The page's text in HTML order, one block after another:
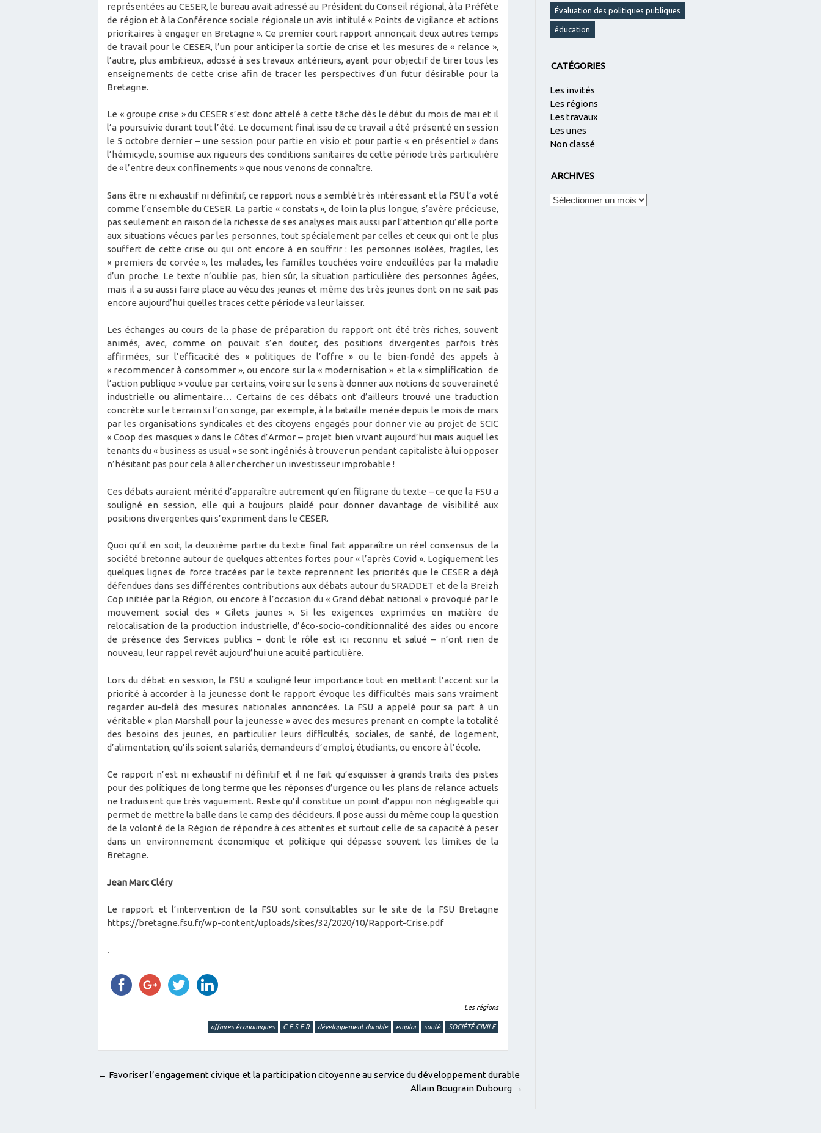
Évaluation des politiques publiques
éducation
CATÉGORIES
Les invités
Les régions
Les travaux
Les unes
Non classé
ARCHIVES
Archives
représentées au CESER, le bureau avait adressé au Président du Conseil régional, à la Préfète
de région et à la Conférence sociale régionale un avis intitulé « Points de vigilance et actions
prioritaires à engager en Bretagne ». Ce premier court rapport annonçait deux autres temps
de travail pour le CESER, l’un pour anticiper la sortie de crise et les mesures de « relance »,
l’autre, plus ambitieux, adossé à ses travaux antérieurs, ayant pour objectif de tirer tous les
enseignements de cette crise afin de tracer les perspectives d’un futur désirable pour la
Bretagne.
Le « groupe crise » du CESER s’est donc attelé à cette tâche dès le début du mois de mai et il
l’a poursuivie durant tout l’été. Le document final issu de ce travail a été présenté en session
le 5 octobre dernier – une session pour partie en visio et pour partie « en présentiel » dans
l’hémicycle, soumise aux rigueurs des conditions sanitaires de cette période très particulière
de « l’entre deux confinements » que nous venons de connaître.
Sans être ni exhaustif ni définitif, ce rapport nous a semblé très intéressant et la FSU l’a voté
comme l’ensemble du CESER. La partie « constats », de loin la plus longue, s’avère précieuse,
pas seulement en raison de la richesse de ses analyses mais aussi par l’attention qu’elle porte
aux situations vécues par les personnes, tout spécialement par celles et ceux qui ont le plus
souffert de cette crise ou qui ont encore à en souffrir : les personnes isolées, fragiles, les
« premiers de corvée », les malades, les familles touchées voire endeuillées par la maladie
d’un proche. Le texte n’oublie pas, bien sûr, la situation particulière des personnes âgées,
mais il a su aussi faire place au vécu des jeunes et même des très jeunes dont on ne sait pas
encore aujourd’hui quelles traces cette période va leur laisser.
Les échanges au cours de la phase de préparation du rapport ont été très riches, souvent
animés, avec, comme on pouvait s’en douter, des positions divergentes parfois très
affirmées, sur l’efficacité des « politiques de l’offre » ou le bien-fondé des appels à
« recommencer à consommer », ou encore sur la « modernisation » et la « simplification de
l’action publique » voulue par certains, voire sur le sens à donner aux notions de souveraineté
industrielle ou alimentaire… Certains de ces débats ont d’ailleurs trouvé une traduction
concrète sur le terrain si l’on songe, par exemple, à la bataille menée depuis le mois de mars
par les organisations syndicales et des citoyens engagés pour donner vie au projet de SCIC
« Coop des masques » dans le Côtes d’Armor – projet bien vivant aujourd’hui mais auquel les
tenants du « business as usual » se sont ingéniés à trouver un pendant capitaliste à lui opposer
n’hésitant pas pour cela à aller chercher un investisseur improbable !
Ces débats auraient mérité d’apparaître autrement qu’en filigrane du texte – ce que la FSU a
souligné en session, elle qui a toujours plaidé pour donner davantage de visibilité aux
positions divergentes qui s’expriment dans le CESER.
Quoi qu’il en soit, la deuxième partie du texte final fait apparaître un réel consensus de la
société bretonne autour de quelques attentes fortes pour « l’après Covid ». Logiquement les
quelques lignes de force tracées par le texte reprennent les priorités que le CESER a déjà
défendues dans ses différentes contributions aux débats autour du SRADDET et de la Breizh
Cop initiée par la Région, ou encore à l’occasion du « Grand débat national » provoqué par le
mouvement social des « Gilets jaunes ». Si les exigences exprimées en matière de
relocalisation de la production industrielle, d’éco-socio-conditionnalité des aides ou encore
de présence des Services publics – dont le rôle est ici reconnu et salué – n’ont rien de
nouveau, leur rappel revêt aujourd’hui une acuité particulière.
Lors du débat en session, la FSU a souligné leur importance tout en mettant l’accent sur la
priorité à accorder à la jeunesse dont le rapport évoque les difficultés mais sans vraiment
regarder au-delà des mesures nationales annoncées. La FSU a appelé pour sa part à un
véritable « plan Marshall pour la jeunesse » avec des mesures prenant en compte la totalité
des besoins des jeunes, en particulier leurs difficultés, sociales, de santé, de logement,
d’alimentation, qu’ils soient salariés, demandeurs d’emploi, étudiants, ou encore à l’école.
Ce rapport n’est ni exhaustif ni définitif et il ne fait qu’esquisser à grands traits des pistes
pour des politiques de long terme que les réponses d’urgence ou les plans de relance actuels
ne traduisent que très vaguement. Reste qu’il constitue un point d’appui non négligeable qui
permet de mettre la balle dans le camp des décideurs. Il pose aussi du même coup la question
de la volonté de la Région de répondre à ces attentes et surtout celle de sa capacité à peser
dans un environnement économique et politique qui dépasse souvent les limites de la
Bretagne.
Jean Marc Cléry
Le rapport et l’intervention de la FSU sont consultables sur le site de la FSU Bretagne
https://bretagne.fsu.fr/wp-content/uploads/sites/32/2020/10/Rapport-Crise.pdf
.
Les régions
affaires économiques C.E.S.E.R développement durable emploi santé SOCIÉTÉ CIVILE
POST
← Favoriser l’engagement civique et la participation citoyenne au service du développement durable
Allain Bougrain Dubourg →